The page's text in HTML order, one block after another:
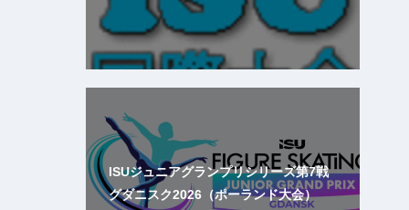
ISUジュニアグランプリシリーズ第7戦
グダニスク2026（ポーランド大会）